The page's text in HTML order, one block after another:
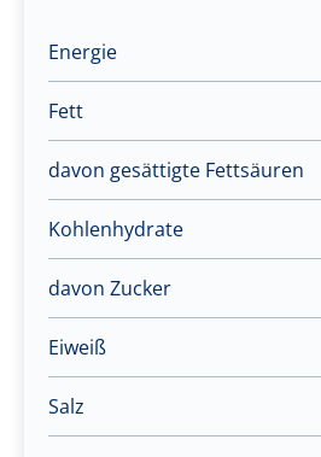
Energie
Fett
davon gesättigte Fettsäuren
Kohlenhydrate
davon Zucker
Eiweiß
Salz